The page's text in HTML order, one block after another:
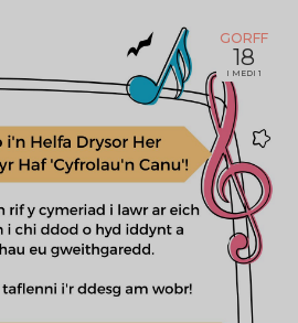
GORFF
18
I MEDI 1